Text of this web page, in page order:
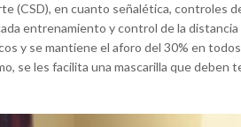
(CSD), en cuanto señalética, controles
entrenamiento y control de la
y se mantiene el aforo del 30% en
se les facilita una mascarilla que deben